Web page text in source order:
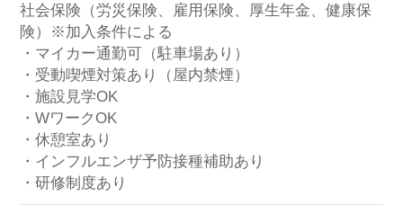
社会保険（労災保険、雇用保険、厚生年金、健康保
険）※加入条件による
・マイカー通勤可（駐車場あり）
・受動喫煙対策あり（屋内禁煙）
・施設見学OK
・WワークOK
・休憩室あり
・インフルエンザ予防接種補助あり
・研修制度あり